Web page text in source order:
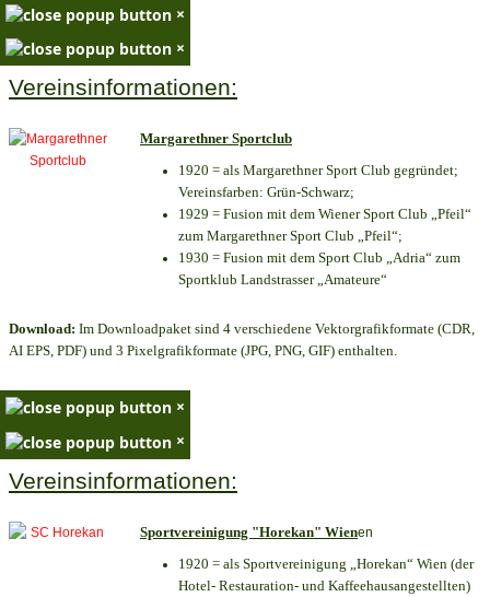
×
×
Vereinsinformationen:
Margarethner Sportclub
1920 = als Margarethner Sport Club gegründet;
Vereinsfarben: Grün-Schwarz;
1929 = Fusion mit dem Wiener Sport Club „Pfeil“
zum Margarethner Sport Club „Pfeil“;
1930 = Fusion mit dem Sport Club „Adria“ zum
Sportklub Landstrasser „Amateure“
Download: Im Downloadpaket sind 4 verschiedene Vektorgrafikformate (CDR,
AI EPS, PDF) und 3 Pixelgrafikformate (JPG, PNG, GIF) enthalten.
×
×
Vereinsinformationen:
Sportvereinigung "Horekan" Wienen
1920 = als Sportvereinigung „Horekan“ Wien (der
Hotel- Restauration- und Kaffeehausangestellten)